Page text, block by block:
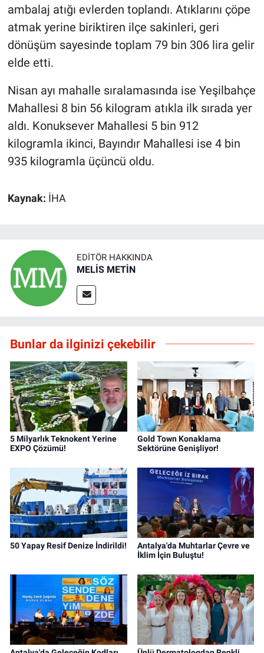
ambalaj atığı evlerden toplandı. Atıklarını çöpe
atmak yerine biriktiren ilçe sakinleri, geri
dönüşüm sayesinde toplam 79 bin 306 lira gelir
elde etti.
Nisan ayı mahalle sıralamasında ise Yeşilbahçe
Mahallesi 8 bin 56 kilogram atıkla ilk sırada yer
aldı. Konuksever Mahallesi 5 bin 912
kilogramla ikinci, Bayındır Mahallesi ise 4 bin
935 kilogramla üçüncü oldu.
Kaynak: İHA
EDITÖR HAKKINDA
MELİS METİN
Bunlar da ilginizi çekebilir
5 Milyarlık Teknokent Yerine
EXPO Çözümü!
Gold Town Konaklama
Sektörüne Genişliyor!
50 Yapay Resif Denize İndirildi!
Antalya'da Muhtarlar Çevre ve
İklim İçin Buluştu!